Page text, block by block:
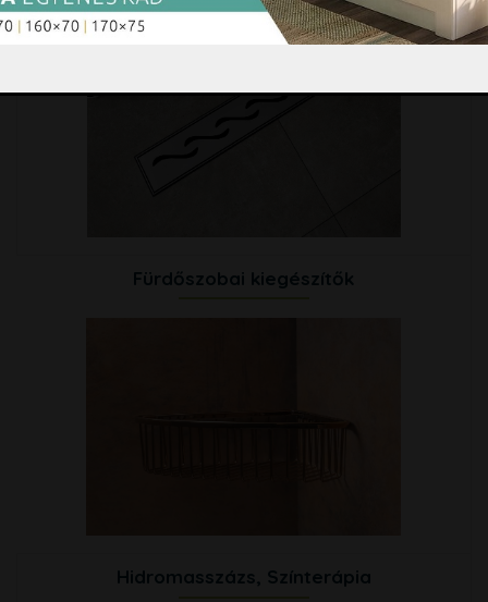
Fürdőszobai kiegészítők
Hidromasszázs, Színterápia